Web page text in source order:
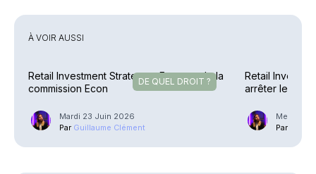
À VOIR AUSSI
DE QUEL DROIT ?
Retail Investment Strategy – Feu vert de la
commission Econ
Mardi 23 Juin 2026
Par Guillaume Clément
Retail
arrêter le train
Mercredi
Par